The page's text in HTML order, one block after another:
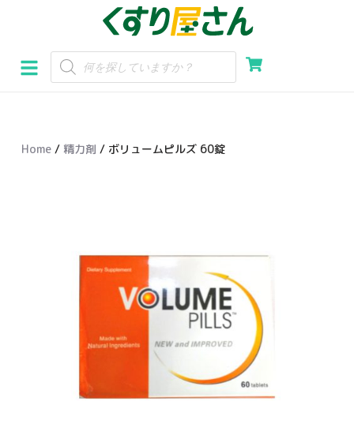
ン
テ
スHome / 精力剤 / ボリュームピルズ 60錠